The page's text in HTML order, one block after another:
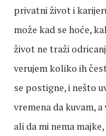
privatni život i
može kad se hoće,
život ne traži
verujem koliko ih
se postigne, i nešto
vremena da kuvam,
ali da mi nema